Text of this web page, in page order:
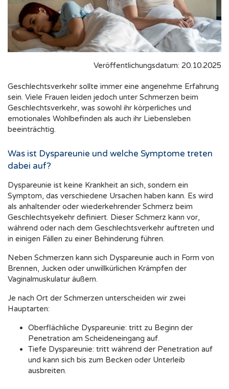
Veröffentlichungsdatum: 20.10.2025
Geschlechtsverkehr sollte immer eine angenehme Erfahrung
sein. Viele Frauen leiden jedoch unter Schmerzen beim
Geschlechtsverkehr, was sowohl ihr körperliches und
emotionales Wohlbefinden als auch ihr Liebensleben
beeinträchtig.
Was ist Dyspareunie und welche Symptome treten
dabei auf?
Dyspareunie ist keine Krankheit an sich, sondern ein
Symptom, das verschiedene Ursachen haben kann. Es wird
als anhaltender oder wiederkehrender Schmerz beim
Geschlechtsyekehr definiert. Dieser Schmerz kann vor,
während oder nach dem Geschlechtsverkehr auftreten und
in einigen Fällen zu einer Behinderung führen.
Neben Schmerzen kann sich Dyspareunie auch in Form von
Brennen, Jucken oder unwillkürlichen Krämpfen der
Vaginalmuskulatur äußern.
Je nach Ort der Schmerzen unterscheiden wir zwei
Hauptarten:
Oberflächliche Dyspareunie: tritt zu Beginn der
Penetration am Scheideneingang auf.
Tiefe Dyspareunie: tritt während der Penetration auf
und kann sich bis zum Becken oder Unterleib
ausbreiten.